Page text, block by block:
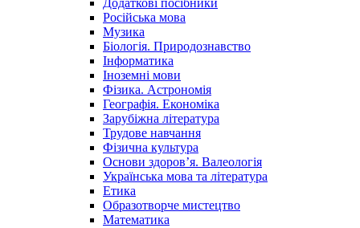
Додаткові посібники
Російська мова
Музика
Біологія. Природознавство
Інформатика
Іноземні мови
Фізика. Астрономія
Географія. Економіка
Зарубіжна література
Трудове навчання
Фізична культура
Основи здоров’я. Валеологія
Українська мова та література
Етика
Образотворче мистецтво
Математика